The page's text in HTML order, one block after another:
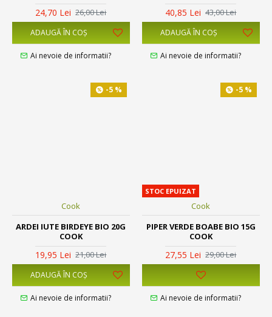
24,70 Lei 26,00 Lei
ADAUGĂ ÎN COŞ
Ai nevoie de informatii?
40,85 Lei 43,00 Lei
ADAUGĂ ÎN COŞ
Ai nevoie de informatii?
-5 %
Cook
ARDEI IUTE BIRDEYE BIO 20G
COOK
19,95 Lei 21,00 Lei
ADAUGĂ ÎN COŞ
Ai nevoie de informatii?
-5 %
STOC EPUIZAT
Cook
PIPER VERDE BOABE BIO 15G
COOK
27,55 Lei 29,00 Lei
Ai nevoie de informatii?